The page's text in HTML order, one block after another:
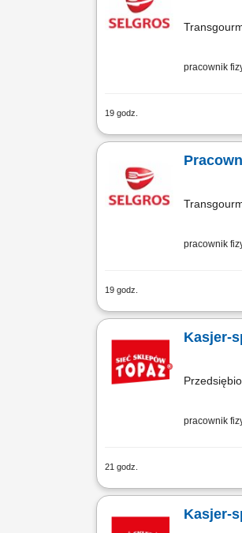
pracownik
19 godz.
Twój zakres
pracownik
19 godz.
Twój zakres
Kasjer-
pracownik
21 godz.
Twoje
Kasjer-